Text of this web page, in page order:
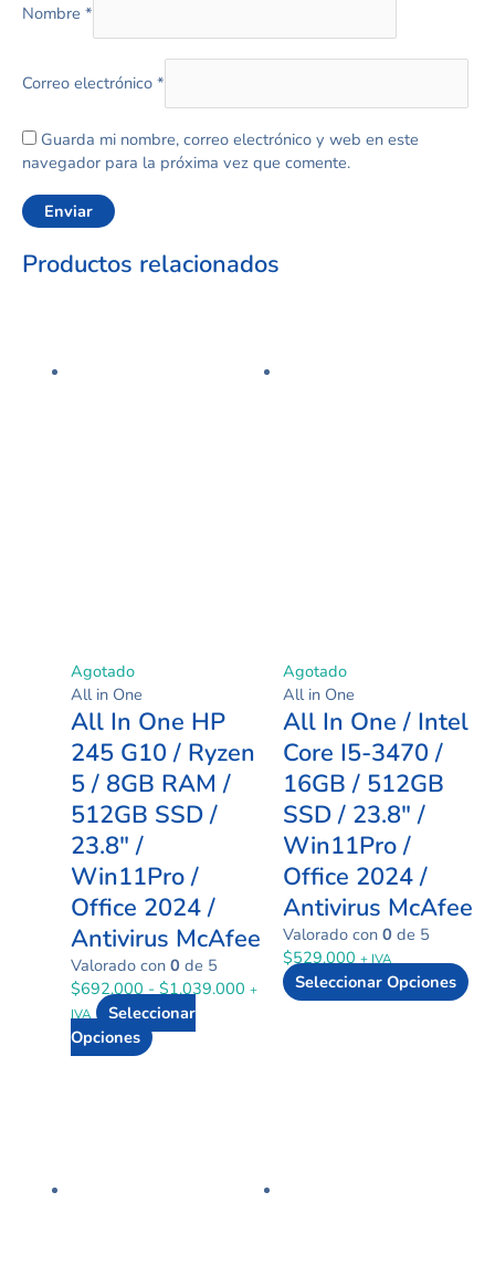
Nombre *
Correo electrónico *
Guarda mi nombre, correo electrónico y web en este
navegador para la próxima vez que comente.
Productos relacionados
Agotado
All in One
All In One HP
245 G10 / Ryzen
5 / 8GB RAM /
512GB SSD /
23.8″ /
Win11Pro /
Office 2024 /
Antivirus McAfee
Valorado con 0 de 5
$692.000 - $1.039.000
$692.000
+
IVA
Seleccionar
Opciones
Agotado
All in One
All In One / Intel
Core I5-3470 /
16GB / 512GB
SSD / 23.8″ /
Win11Pro /
Office 2024 /
Antivirus McAfee
Valorado con 0 de 5
$529.000 + IVA
Seleccionar Opciones